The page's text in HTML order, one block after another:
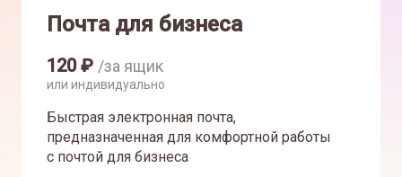
Почта для бизнеса
120₽ /за ящик
или индивидуально
Быстрая электронная почта,
предназначенная для комфортной работы
с почтой для бизнеса